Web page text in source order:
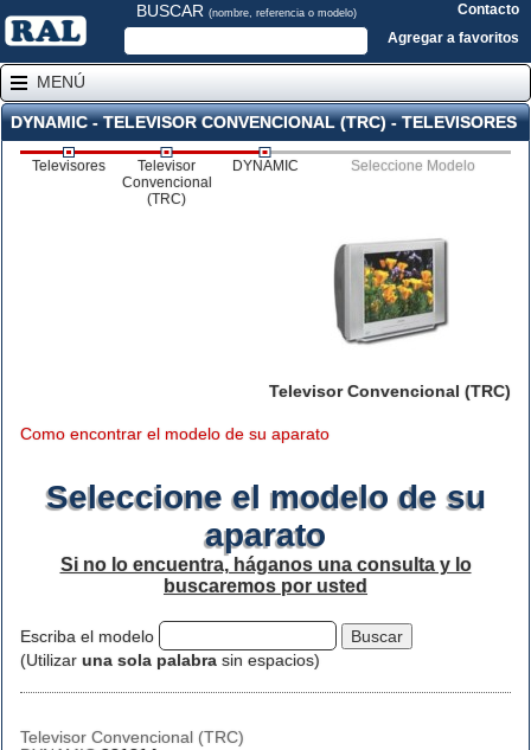
BUSCAR (nombre, referencia o modelo)
Contacto
Agregar a favoritos
MENÚ
DYNAMIC - TELEVISOR CONVENCIONAL (TRC) - TELEVISORES
Televisores
Televisor
Convencional
(TRC)
DYNAMIC Seleccione Modelo
Televisor Convencional (TRC)
Como encontrar el modelo de su aparato
Seleccione el modelo de su
aparato
Si no lo encuentra, háganos una consulta y lo
buscaremos por usted
Escriba el modelo
(Utilizar una sola palabra sin espacios)
Televisor Convencional (TRC)